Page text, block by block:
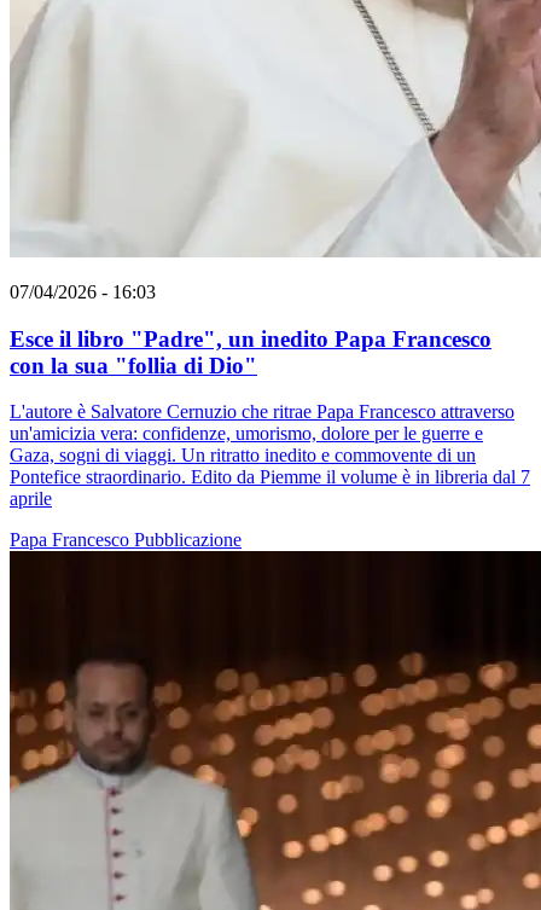
07/04/2026 - 16:03
Esce il libro "Padre", un inedito Papa Francesco
con la sua "follia di Dio"
L'autore è Salvatore Cernuzio che ritrae Papa Francesco attraverso
un'amicizia vera: confidenze, umorismo, dolore per le guerre e
Gaza, sogni di viaggi. Un ritratto inedito e commovente di un
Pontefice straordinario. Edito da Piemme il volume è in libreria dal 7
aprile
Papa Francesco Pubblicazione